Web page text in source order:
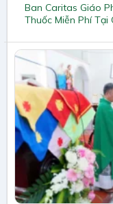
Ban Caritas Giáo
Thuốc Miễn Phí